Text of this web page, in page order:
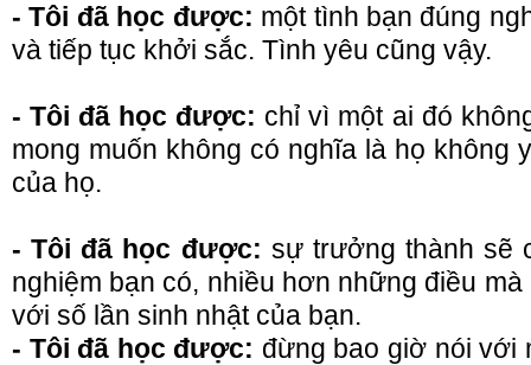
- Tôi đã học được: một tình bạn đúng
và tiếp tục khởi sắc. Tình yêu cũng vậy.
- Tôi đã học được: chỉ vì một ai đó
mong muốn không có nghĩa là họ không
của họ.
- Tôi đã học được: sự trưởng thành sẽ
nghiệm bạn có, nhiều hơn những điều
với số lần sinh nhật của bạn.
- Tôi đã học được: đừng bao giờ nói với